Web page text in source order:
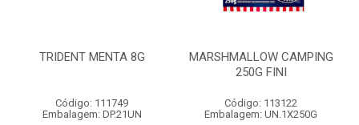
TRIDENT MENTA 8G
Código: 111749
Embalagem: DP.21UN
MARSHMALLOW CAMPING
250G FINI
Código: 113122
Embalagem: UN.1X250G